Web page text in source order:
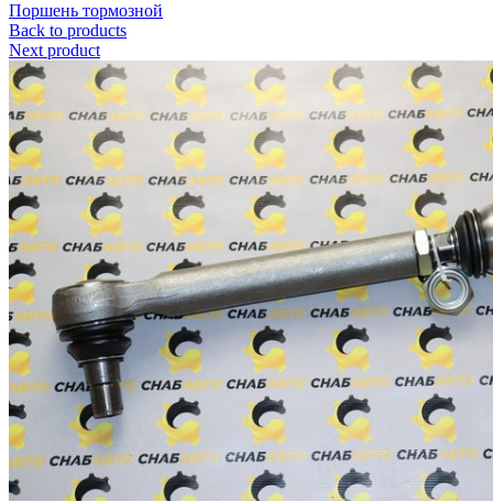
Поршень тормозной
Back to products
Next product